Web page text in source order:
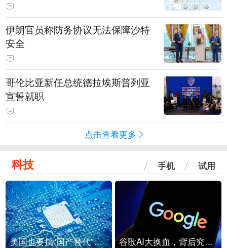
伊朗官员称防务协议无法保障沙特
安全
哥伦比亚新任总统德拉埃斯普列亚
宣誓就职
点击查看更多
科技 手机 试用
美国也要搞“国产替代”？先算清三笔账 谷歌AI大换血，背后究竟发生了什么？